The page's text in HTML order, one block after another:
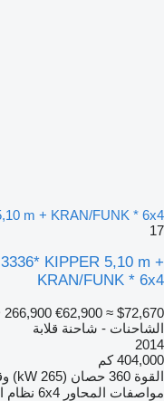
m + KRAN/FUNK * 6x4
17
KIPPER 5,10 m +
KRAN/FUNK * 6x4
266,900 €62,900 ≈ $72,670
الشاحنات - شاحنة قلابة
2014
404,000 كم
القوة 360 حصان (265 kW)
مواصفات المحاور 6x4 نظام